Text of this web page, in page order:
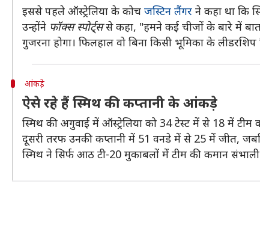
इससे पहले ऑस्ट्रेलिया के कोच जस्टिन लैंगर ने कहा था कि
उन्होंने फॉक्स स्पोर्ट्ससे कहा, "हमने कई चीजों के बारे में बात
गुजरना होगा। फिलहाल वो बिना किसी भूमिका के
आंकड़े
ऐसे रहे हैं स्मिथ की कप्तानी के आंकड़े
स्मिथ की अगुवाई में ऑस्ट्रेलिया को 34 टेस्ट में से 18 में टीम
दूसरी तरफ उनकी कप्तानी में 51 वनडे में से 25 में जीत,
स्मिथ ने सिर्फ आठ टी-20 मुकाबलों में टीम की कमान